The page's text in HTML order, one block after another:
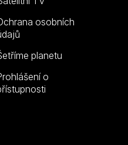
osobních
planetu
o